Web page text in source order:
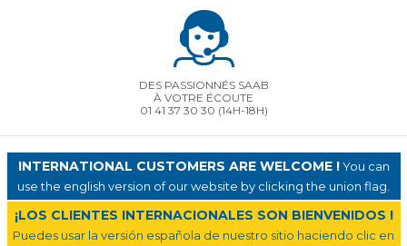
DES PASSIONNÉS SAAB
À VOTRE ÉCOUTE
01 41 37 30 30 (14H-18H)
INTERNATIONAL CUSTOMERS ARE WELCOME !You can
use the english version of our website by clicking the union flag.
¡LOS CLIENTES INTERNACIONALES SON BIENVENIDOS !
Puedes usar la versión española de nuestro sitio haciendo clic en